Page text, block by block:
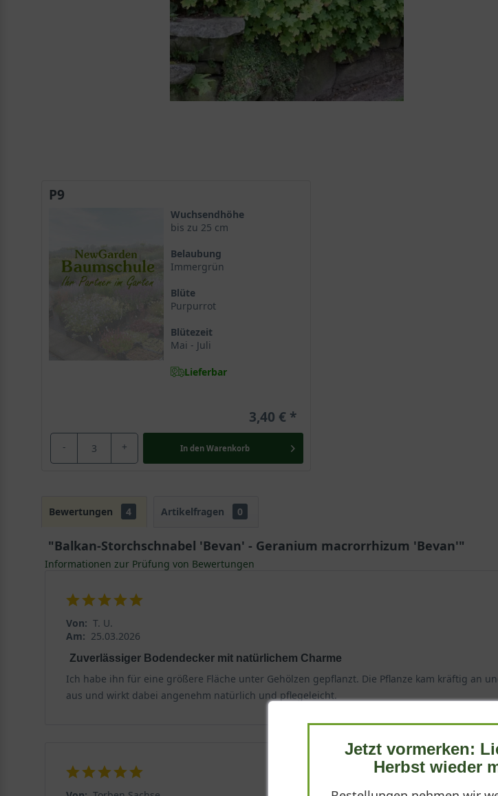
P9
Wuchsendhöhe
bis zu 25 cm
Belaubung
Immergrün
Blüte
Purpurrot
Blütezeit
Mai - Juli
Lieferbar
3,40 €
- + In den Warenkorb
Bewertungen 4 Artikelfragen 0
"Balkan-Storchschnabel 'Bevan' - Geranium macrorrhizum 'Bevan'"
Informationen zur Prüfung von Bewertungen
Von: T. U.
Am: 25.03.2026
Zuverlässiger Bodendecker mit natürlichem Charme
Ich habe ihn für eine größere Fläche unter Gehölzen gepflanzt. Die Pflanze kam kräftig an
aus und wirkt dabei angenehm natürlich und pflegeleicht.
Jetzt vormerken:
Herbst wieder